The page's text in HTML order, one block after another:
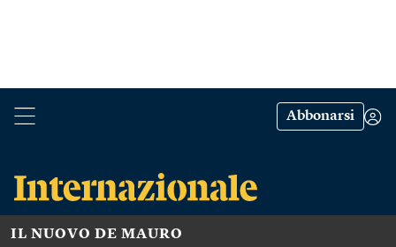
Abbonarsi
IL NUOVO DE MAURO